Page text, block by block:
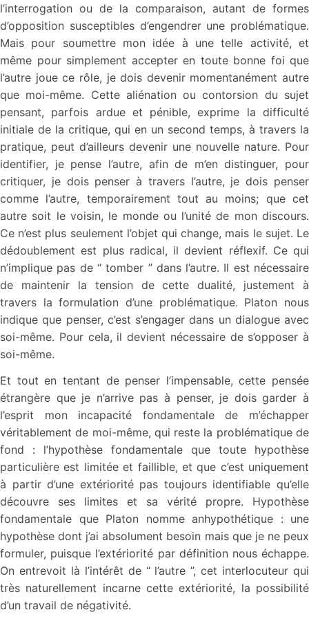
l’interrogation ou de la comparaison, autant de formes
d’opposition susceptibles d’engendrer une problématique.
Mais pour soumettre mon idée à une telle activité, et
même pour simplement accepter en toute bonne foi que
l’autre joue ce rôle, je dois devenir momentanément autre
que moi-même. Cette aliénation ou contorsion du sujet
pensant, parfois ardue et pénible, exprime la difficulté
initiale de la critique, qui en un second temps, à travers la
pratique, peut d’ailleurs devenir une nouvelle nature. Pour
identifier, je pense l’autre, afin de m’en distinguer, pour
critiquer, je dois penser à travers l’autre, je dois penser
comme l’autre, temporairement tout au moins; que cet
autre soit le voisin, le monde ou l’unité de mon discours.
Ce n’est plus seulement l’objet qui change, mais le sujet. Le
dédoublement est plus radical, il devient réflexif. Ce qui
n’implique pas de “ tomber ” dans l’autre. Il est nécessaire
de maintenir la tension de cette dualité, justement à
travers la formulation d’une problématique. Platon nous
indique que penser, c’est s’engager dans un dialogue avec
soi-même. Pour cela, il devient nécessaire de s’opposer à
soi-même.
Et tout en tentant de penser l’impensable, cette pensée
étrangère que je n’arrive pas à penser, je dois garder à
l’esprit mon incapacité fondamentale de m’échapper
véritablement de moi-même, qui reste la problématique de
fond : l’hypothèse fondamentale que toute hypothèse
particulière est limitée et faillible, et que c’est uniquement
à partir d’une extériorité pas toujours identifiable qu’elle
découvre ses limites et sa vérité propre. Hypothèse
fondamentale que Platon nomme anhypothétique : une
hypothèse dont j’ai absolument besoin mais que je ne peux
formuler, puisque l’extériorité par définition nous échappe.
On entrevoit là l’intérêt de “ l’autre ”, cet interlocuteur qui
très naturellement incarne cette extériorité, la possibilité
d’un travail de négativité.